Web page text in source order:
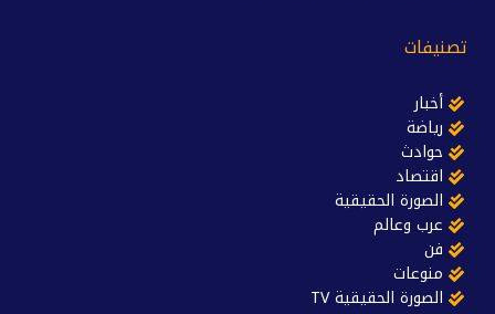
تصنيفات
أخبار
رياضة
حوادث
اقتصاد
الصورة الحقيقية
عرب وعالم
فن
منوعات
الصورة الحقيقية TV